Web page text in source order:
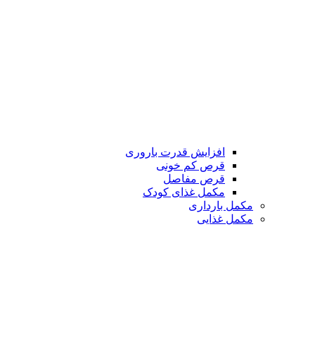
افزایش قدرت باروری
قرص کم خونی
قرص مفاصل
مکمل غذای کودک
مکمل بارداری
مکمل غذایی